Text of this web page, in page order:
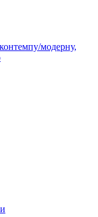
модерну,